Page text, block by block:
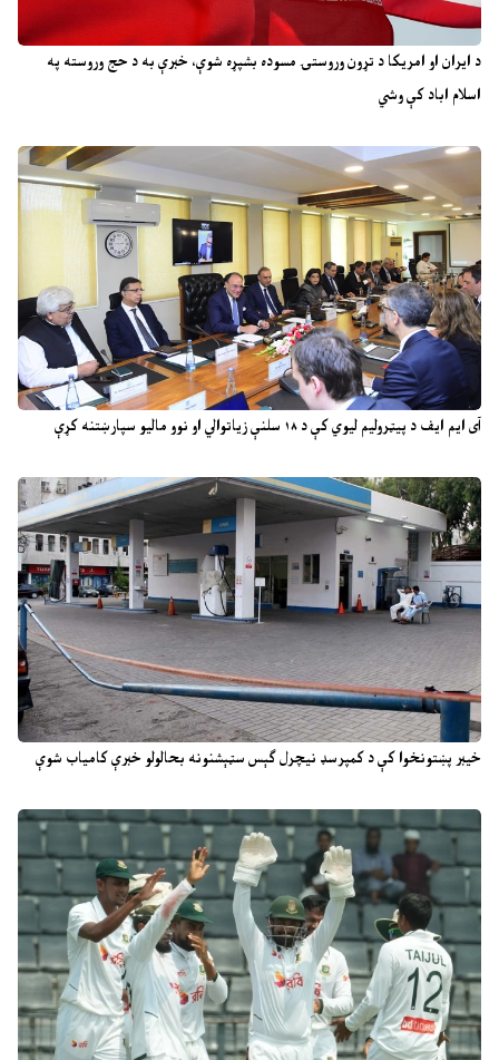
د ایران او امریکا د تړون وروستۍ مسوده بشپړه شوې، خبرې به د حج وروسته په
اسلام اباد کې وشي
آی ایم ایف د پیټرولیم لیوي کې د ۱۸ سلنې زیاتوالي او نوو مالیو سپارښتنه کړې
خیبر پښتونخوا کې د کمپرسډ نیچرل ګېس سټېشنونه بحالولو خبرې کامیاب شوې